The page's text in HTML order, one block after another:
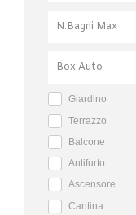
Giardino
Terrazzo
Balcone
Antifurto
Ascensore
Cantina